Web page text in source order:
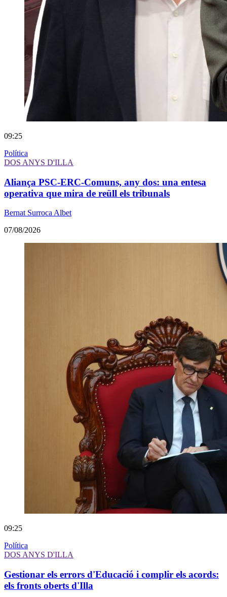
09:25
Política
DOS ANYS D'ILLA
Aliança PSC-ERC-Comuns, any dos: una entesa
operativa que mira de reüll els tribunals
Bernat Surroca Albet
07/08/2026
09:25
Política
DOS ANYS D'ILLA
Gestionar els errors d'Educació i complir els acords:
els fronts oberts d'Illa